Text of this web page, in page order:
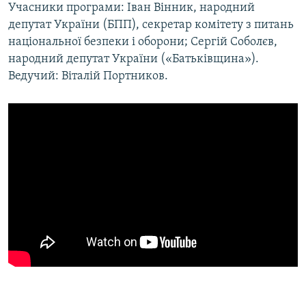
КРИМ РЕАЛІЇ
РУС
УКР
КТАТ
Учасники програми: Іван Вінник, народний
депутат України (БПП), секретар комітету з питань
національної безпеки і оборони; Сергій Соболєв,
народний депутат України («Батьківщина»).
Ведучий: Віталій Портников.